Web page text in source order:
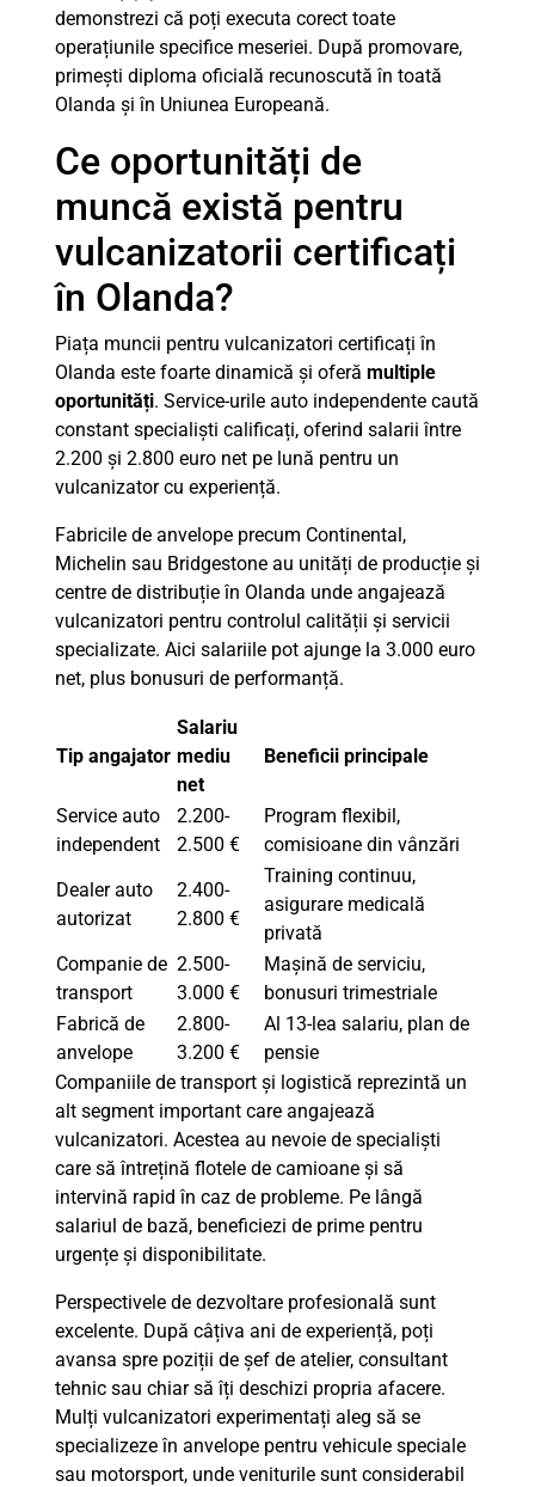
demonstrezi că poți executa corect toate
operațiunile specifice meseriei. După promovare,
primești diploma oficială recunoscută în toată
Olanda și în Uniunea Europeană.
Ce oportunități de
muncă există pentru
vulcanizatorii certificați
în Olanda?
Piața muncii pentru vulcanizatori certificați în
Olanda este foarte dinamică și oferă multiple
oportunități. Service-urile auto independente caută
constant specialiști calificați, oferind salarii între
2.200 și 2.800 euro net pe lună pentru un
vulcanizator cu experiență.
Fabricile de anvelope precum Continental,
Michelin sau Bridgestone au unități de producție și
centre de distribuție în Olanda unde angajează
vulcanizatori pentru controlul calității și servicii
specializate. Aici salariile pot ajunge la 3.000 euro
net, plus bonusuri de performanță.
Tip angajator
Salariu
mediu
net
Beneficii principale
Service auto
independent
2.200-
2.500 €
Program flexibil,
comisioane din vânzări
Dealer auto
autorizat
2.400-
2.800 €
Training continuu,
asigurare medicală
privată
Companie de
transport
2.500-
3.000 €
Mașină de serviciu,
bonusuri trimestriale
Fabrică de
anvelope
2.800-
3.200 €
Al 13-lea salariu, plan de
pensie
Companiile de transport și logistică reprezintă un
alt segment important care angajează
vulcanizatori. Acestea au nevoie de specialiști
care să întrețină flotele de camioane și să
intervină rapid în caz de probleme. Pe lângă
salariul de bază, beneficiezi de prime pentru
urgențe și disponibilitate.
Perspectivele de dezvoltare profesională sunt
excelente. După câțiva ani de experiență, poți
avansa spre poziții de șef de atelier, consultant
tehnic sau chiar să îți deschizi propria afacere.
Mulți vulcanizatori experimentați aleg să se
specializeze în anvelope pentru vehicule speciale
sau motorsport, unde veniturile sunt considerabil